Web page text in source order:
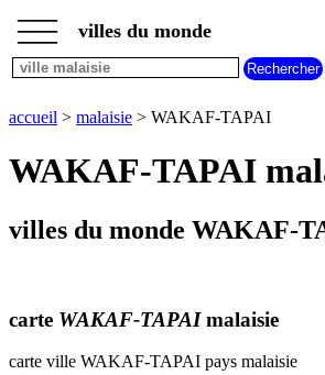
accueil
villes
malaisie
WAKAF-
meteo
___
___ villes du monde
accueil > malaisie > WAKAF-TAPAI
WAKAF-TAPAI
villes du monde WAKAF-
carte WAKAF-TAPAImalaisie
carte ville WAKAF-TAPAI pays malaisie